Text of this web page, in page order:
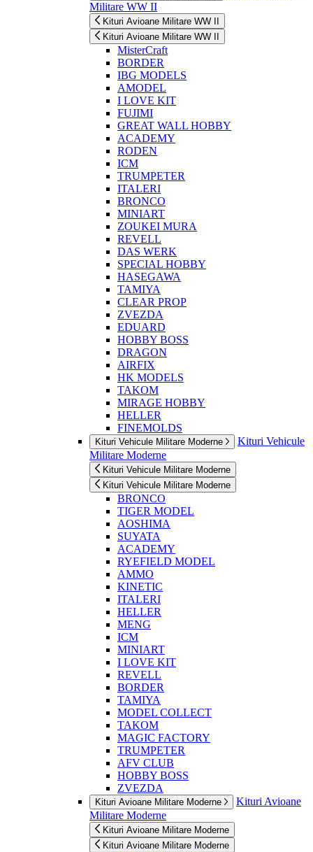
Militare WW II
Kituri Avioane Militare WW II
Kituri Avioane Militare WW II
MisterCraft
BORDER
IBG MODELS
AMODEL
I LOVE KIT
FUJIMI
GREAT WALL HOBBY
ACADEMY
RODEN
ICM
TRUMPETER
ITALERI
BRONCO
MINIART
ZOUKEI MURA
REVELL
DAS WERK
SPECIAL HOBBY
HASEGAWA
TAMIYA
CLEAR PROP
ZVEZDA
EDUARD
HOBBY BOSS
DRAGON
AIRFIX
HK MODELS
TAKOM
MIRAGE HOBBY
HELLER
FINEMOLDS
Kituri Vehicule Militare Moderne
Kituri Vehicule
Militare Moderne
Kituri Vehicule Militare Moderne
Kituri Vehicule Militare Moderne
BRONCO
TIGER MODEL
AOSHIMA
SUYATA
ACADEMY
RYEFIELD MODEL
AMMO
KINETIC
ITALERI
HELLER
MENG
ICM
MINIART
I LOVE KIT
REVELL
BORDER
TAMIYA
MODEL COLLECT
TAKOM
MAGIC FACTORY
TRUMPETER
AFV CLUB
HOBBY BOSS
ZVEZDA
Kituri Avioane Militare Moderne
Kituri Avioane
Militare Moderne
Kituri Avioane Militare Moderne
Kituri Avioane Militare Moderne